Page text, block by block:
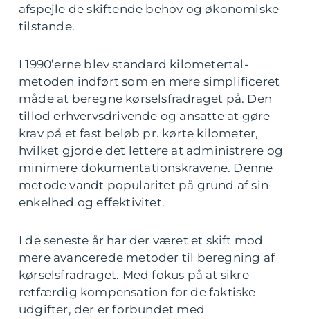
afspejle de skiftende behov og økonomiske
tilstande.
I 1990’erne blev standard kilometertal-
metoden indført som en mere simplificeret
måde at beregne kørselsfradraget på. Den
tillod erhvervsdrivende og ansatte at gøre
krav på et fast beløb pr. kørte kilometer,
hvilket gjorde det lettere at administrere og
minimere dokumentationskravene. Denne
metode vandt popularitet på grund af sin
enkelhed og effektivitet.
I de seneste år har der været et skift mod
mere avancerede metoder til beregning af
kørselsfradraget. Med fokus på at sikre
retfærdig kompensation for de faktiske
udgifter, der er forbundet med